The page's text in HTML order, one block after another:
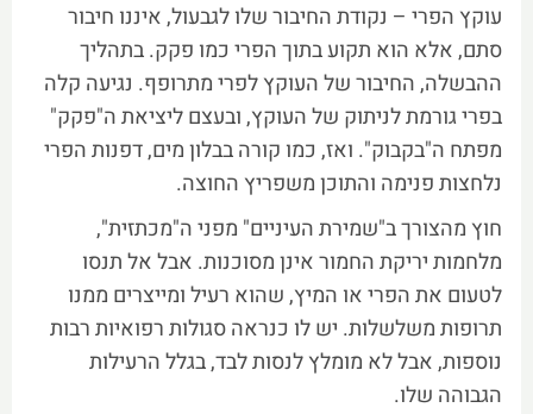
עוקץ הפרי – נקודת החיבור שלו לגבעול, איננו חיבור
סתם, אלא הוא תקוע בתוך הפרי כמו פקק. בתהליך
ההבשלה, החיבור של העוקץ לפרי מתרופף. נגיעה קלה
בפרי גורמת לניתוק של העוקץ, ובעצם ליציאת ה"פקק"
מפתח ה"בקבוק". ואז, כמו קורה בבלון מים, דפנות הפרי
נלחצות פנימה והתוכן משפריץ החוצה.
חוץ מהצורך ב"שמירת העיניים" מפני ה"מכתזית",
מלחמות יריקת החמור אינן מסוכנות. אבל אל תנסו
לטעום את הפרי או המיץ, שהוא רעיל ומייצרים ממנו
תרופות משלשלות. יש לו כנראה סגולות רפואיות רבות
נוספות, אבל לא מומלץ לנסות לבד, בגלל הרעילות
הגבוהה שלו.